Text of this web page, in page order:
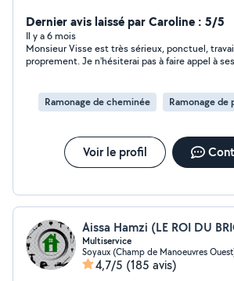
Dernier avis laissé par Caroline : 5/5
Il y a 6 mois
Monsieur Visse est très sérieux, ponctuel,
proprement. Je n'hésiterai pas à faire appel à
Ramonage de cheminée Ramonage de
Voir le profil
Aissa Hamzi (LE ROI DU
Multiservice
Soyaux (Champ de Manoeuvres
4,7/5 (185 avis)